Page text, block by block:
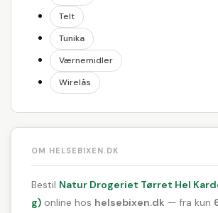
Telt
Tunika
Værnemidler
Wirelås
OM HELSEBIXEN.DK
Bestil Natur Drogeriet Tørret Hel
g) online hos helsebixen.dk — fra kun